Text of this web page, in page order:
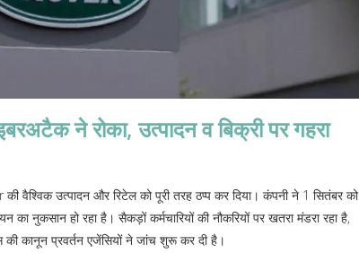
ने रोका, उत्पादन व बिक्री पर गहरा
उत्पादन और रिटेल को पूरी तरह ठप्प कर दिया। कंपनी ने 1 सितंबर को
नुकसान हो रहा है। सैकड़ों कर्मचारियों की नौकरियों पर खतरा मंडरा रहा है,
कानून प्रवर्तन एजेंसियों ने जांच शुरू कर दी है।